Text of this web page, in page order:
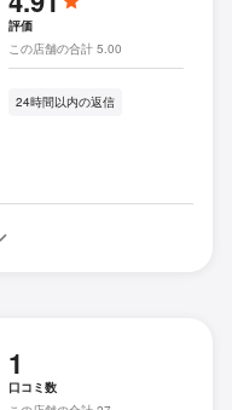
評価
この店舗の合計 5.00
24時間以内の返信
1
口コミ数